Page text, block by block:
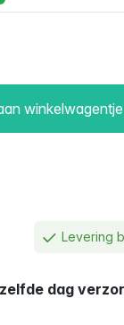
winkelwagentje
Levering
dag